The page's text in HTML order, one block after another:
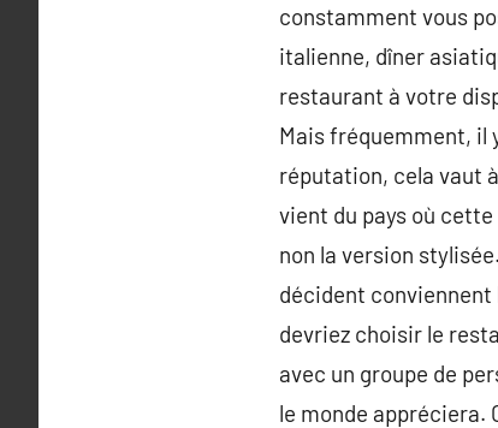
constamment vous
italienne, dîner
restaurant à votre
Mais fréquemment, il
réputation, cela vaut
vient du pays où
non la version
décident conviennent
devriez choisir le
avec un groupe de
le monde appréciera.